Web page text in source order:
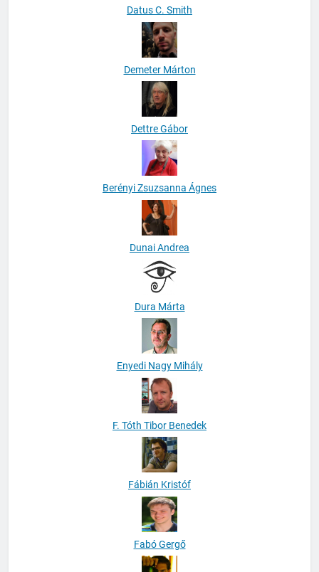
Datus C. Smith
Demeter Márton
Dettre Gábor
Berényi Zsuzsanna Ágnes
Dunai Andrea
Dura Márta
Enyedi Nagy Mihály
F. Tóth Tibor Benedek
Fábián Kristóf
Fabó Gergő